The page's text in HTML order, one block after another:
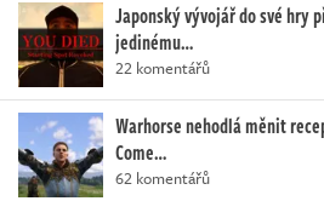
Japonský vývojář do své hry
jedinému…
22 komentářů
Warhorse nehodlá měnit
Come…
62 komentářů